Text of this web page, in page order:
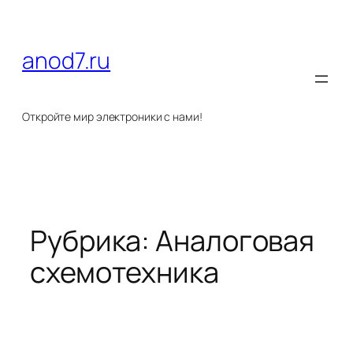
содержимому
anod7.ru
Откройте мир электроники с нами!
Рубрика:Аналоговая
схемотехника